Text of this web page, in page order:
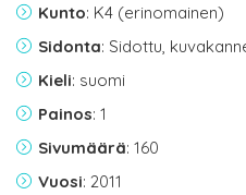
Kunto: K4 (erinomainen)
Sidonta: Sidottu,
Kieli: suomi
Painos: 1
Sivumäärä: 160
Vuosi: 2011